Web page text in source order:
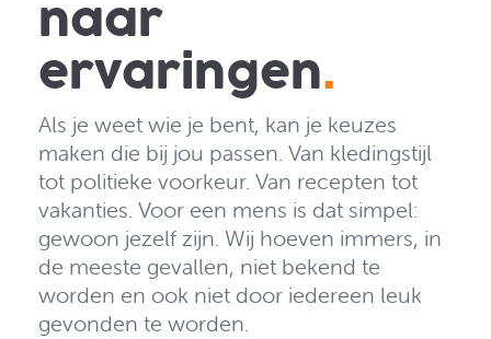
naar
ervaringen.
Als je weet wie je bent, kan je keuzes
maken die bij jou passen. Van kledingstijl
tot politieke voorkeur. Van recepten tot
vakanties. Voor een mens is dat simpel:
gewoon jezelf zijn. Wij hoeven immers, in
de meeste gevallen, niet bekend te
worden en ook niet door iedereen leuk
gevonden te worden.